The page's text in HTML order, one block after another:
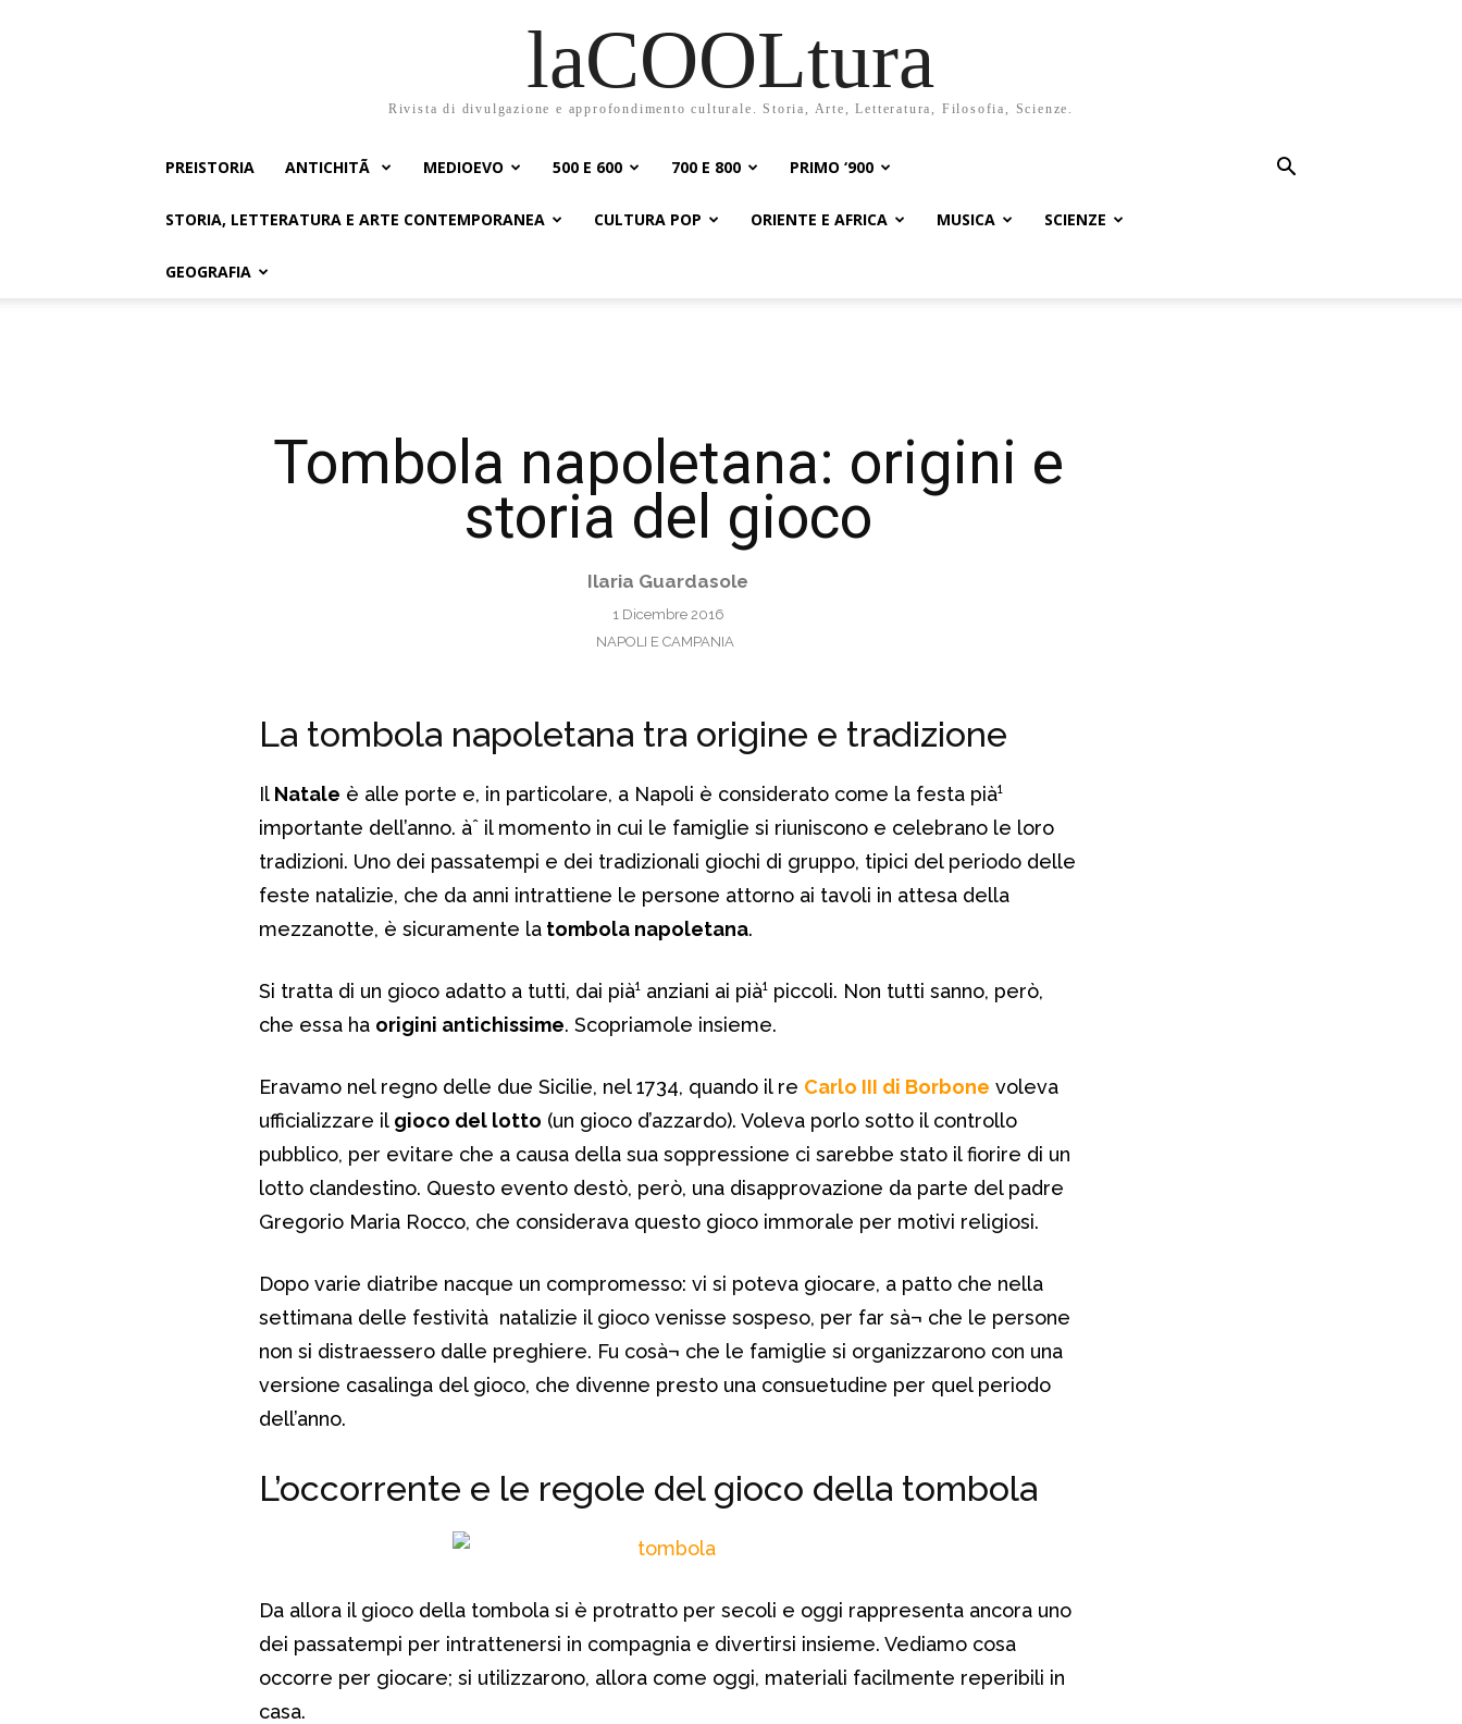
laCOOLtura
Rivista di divulgazione e approfondimento culturale. Storia, Arte, Letteratura, Filosofia, Scienze.
PREISTORIA ANTICHITÃ MEDIOEVO 500 E 600 700 E 800 PRIMO ‘900
STORIA, LETTERATURA E ARTE CONTEMPORANEA CULTURA POP ORIENTE E AFRICA MUSICA SCIENZE
GEOGRAFIA
Tombola napoletana: origini e
storia del gioco
Ilaria Guardasole
1 Dicembre 2016
NAPOLI E CAMPANIA
La tombola napoletana tra origine e tradizione
Il Natale è alle porte e, in particolare, a Napoli è considerato come la festa pià¹
importante dell’anno. àˆ il momento in cui le famiglie si riuniscono e celebrano le loro
tradizioni. Uno dei passatempi e dei tradizionali giochi di gruppo, tipici del periodo delle
feste natalizie, che da anni intrattiene le persone attorno ai tavoli in attesa della
mezzanotte, è sicuramente la tombola napoletana.
Si tratta di un gioco adatto a tutti, dai pià¹ anziani ai pià¹ piccoli. Non tutti sanno, però,
che essa ha origini antichissime. Scopriamole insieme.
Eravamo nel regno delle due Sicilie, nel 1734, quando il re Carlo III di Borbone voleva
ufficializzare il gioco del lotto (un gioco d’azzardo). Voleva porlo sotto il controllo
pubblico, per evitare che a causa della sua soppressione ci sarebbe stato il fiorire di un
lotto clandestino. Questo evento destò, però, una disapprovazione da parte del padre
Gregorio Maria Rocco, che considerava questo gioco immorale per motivi religiosi.
Dopo varie diatribe nacque un compromesso: vi si poteva giocare, a patto che nella
settimana delle festività natalizie il gioco venisse sospeso, per far sà¬ che le persone
non si distraessero dalle preghiere. Fu cosà¬ che le famiglie si organizzarono con una
versione casalinga del gioco, che divenne presto una consuetudine per quel periodo
dell’anno.
L’occorrente e le regole del gioco della tombola
Da allora il gioco della tombola si è protratto per secoli e oggi rappresenta ancora uno
dei passatempi per intrattenersi in compagnia e divertirsi insieme. Vediamo cosa
occorre per giocare; si utilizzarono, allora come oggi, materiali facilmente reperibili in
casa.